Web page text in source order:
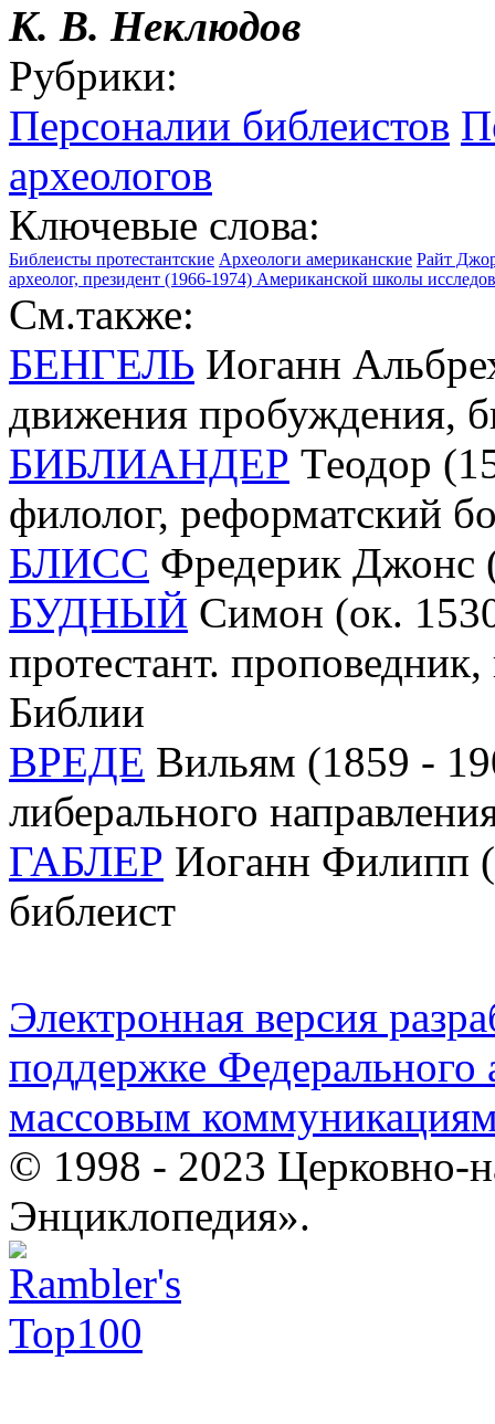
К. В. Неклюдов
Рубрики:
Персоналии библеистов
археологов
Ключевые слова:
Библеисты протестантские Археологи американские Райт
археолог, президент (1966-1974) Американской школы
См.также:
БЕНГЕЛЬ Иоганн
движения пробуждения,
БИБЛИАНДЕР Теодор
филолог, реформатский
БЛИСС Фредерик Джонс
БУДНЫЙ Симон (ок.
протестант.
Библии
ВРЕДЕ Вильям (1859 -
либерального
ГАБЛЕР Иоганн Филипп
библеист
Электронная версия
поддержке Федерального
массовым
© 1998 - 2023 Церковно-
Энциклопедия».